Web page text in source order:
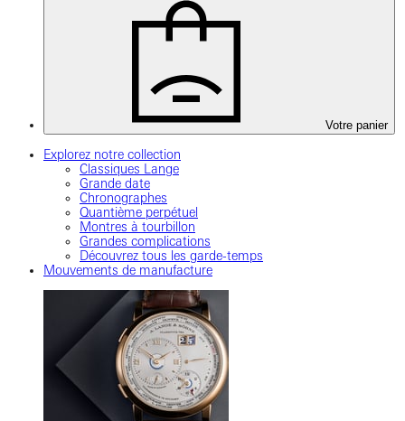
Votre panier
Explorez notre collection
Classiques Lange
Grande date
Chronographes
Quantième perpétuel
Montres à tourbillon
Grandes complications
Découvrez tous les garde-temps
Mouvements de manufacture